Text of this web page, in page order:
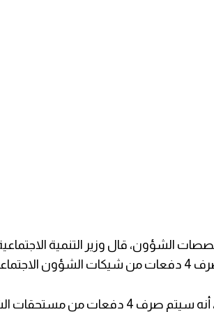
الشؤون، قال وزير التنمية
الشؤون بدلاً من 3 خلافاً للسنوات الماضية.